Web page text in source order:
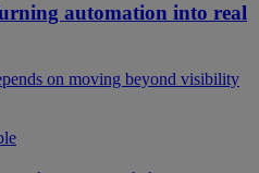
automation into real
on moving beyond visibility